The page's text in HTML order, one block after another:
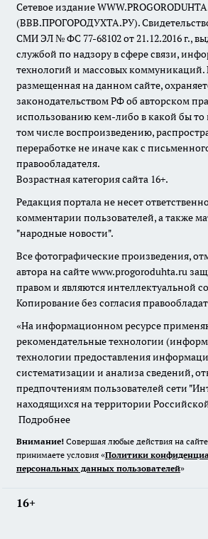
Сетевое издание
(ВВВ.ПРОГОРОДУХТА.РУ).
СМИ ЭЛ № ФС 77-68102 от 21.12.2016 г.,
службой по надзору в сфере связи,
технологий и массовых
размещенная на данном сайте,
законодательством РФ об авторском
использованию кем-либо в какой бы
том числе воспроизведению,
переработке не иначе как с
правообладателя.
Возрастная категория сайта 16+.
Редакция портала не несет
комментарии пользователей, а также
"народные новости".
Все фотографические произведения,
автора на сайте www.progoroduhta.ru
правом и являются интеллектуальной
Копирование без согласия
«На информационном ресурсе
рекомендательные технологии
технологии предоставления
систематизации и анализа сведений,
предпочтениям пользователей сети
находящихся на территории
Подробнее
Внимание! Совершая любые действия на
принимаете условия «Политики
персональных данных пользователей»
16+